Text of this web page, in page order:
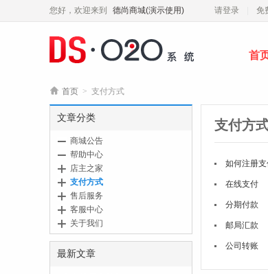
您好，欢迎来到 德尚商城(演示使用) 请登录 免
首
 首页 > 支付方式
文章分类
商城公告
帮助中心
店主之家
支付方式
售后服务
客服中心
关于我们
最新文章
支付方
如何注册支
在线支付
分期付款
邮局汇款
公司转账